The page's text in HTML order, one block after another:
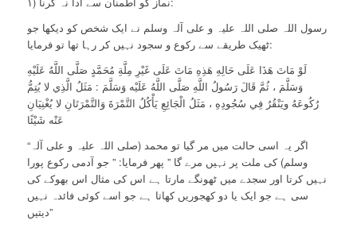
رسول اللہ صلی اللہ علیہ و علی آلہ وسلم نے ایک شخص کو دیکھا جو
ٹھیک طریقے سے رکوع و سجود نہیں کر رہا تھا تو فرمایا:
لَوْ مَاتَ هَذَا عَلَى حَالِهِ هَذِهِ مَاتَ عَلَى غَيْرِ مِلَّةِ مُحَمَّدٍ صَلَّى اللَّهُ عَلَيْهِ
وَسَلَّمَ ، ثُمَّ قَالَ رَسُولُ اللَّهِ صَلَّى اللَّهُ عَلَيْه وَسَلَّمَ : مَثَلُ الَّذِي لا يُتِمُّ
رُكُوعَهُ ويَنْقُرُ فِي سُجُودِهِ ، مَثَلُ الْجَائِعِ يَأْكُلُ التَّمْرَةَ وَالتَّمْرَتَانِ لا يُغْنِيَانِ
عَنْه شَيْئًا
“اگر یہ اسی حالت میں مر گیا تو محمد (صلی اللہ علیہ و علی آلہ
وسلم) کی ملت پر نہیں مرے گا ” پھر فرمایا: ” جو آدمی رکوع پورا
نہیں کرتا اور سجدے میں ٹھونگے مارتا ہے اس کی مثال اس بھوکے کی
سی ہے جو ایک یا دو کھجوریں کھاتا ہے جو اسے کوئی فائدہ نہیں
دیتیں”